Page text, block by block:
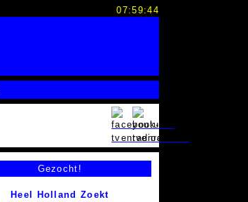
07:59:45
Gezocht!
Heel Holland Zoekt